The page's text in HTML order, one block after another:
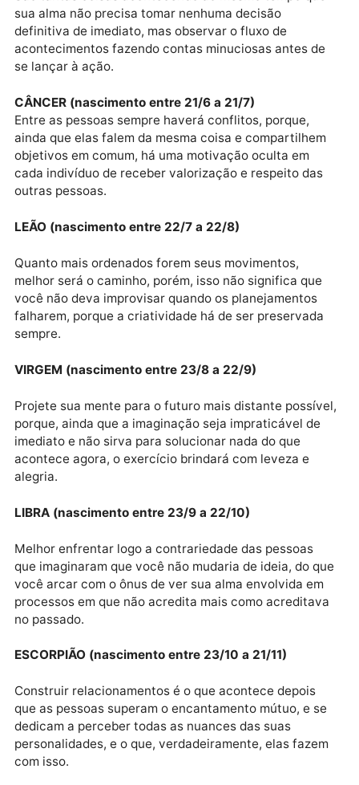
Talvez você nunca tenha imaginado se encontrar na
situação atual, e isso faça você resistir a aceitar
eventualmente, seria bom estar nessa condição. É
uma questão de dobrar a aposta, em vez de ficar na
GÊMEOS (nascimento entre 21/5 a 20/6)
São tantas coisas acontecendo ao mesmo tempo
sua alma não precisa tomar nenhuma decisão
definitiva de imediato, mas observar o fluxo de
se lançar à ação.
CÂNCER (nascimento entre 21/6 a 21/7)
Entre as pessoas sempre haverá conflitos, porque,
ainda que elas falem da mesma coisa e
objetivos em comum, há uma motivação oculta em
cada indivíduo de receber valorização e respeito das
outras pessoas.
LEÃO (nascimento entre 22/7 a 22/8)
Quanto mais ordenados forem seus movimentos,
melhor será o caminho, porém, isso não significa que
você não deva improvisar quando os planejamentos
falharem, porque a criatividade há de ser preservada
sempre.
VIRGEM (nascimento entre 23/8 a 22/9)
Projete sua mente para o futuro mais distante
porque, ainda que a imaginação seja impraticável de
acontece agora, o exercício brindará com leveza e
alegria.
LIBRA (nascimento entre 23/9 a 22/10)
Melhor enfrentar logo a contrariedade das pessoas